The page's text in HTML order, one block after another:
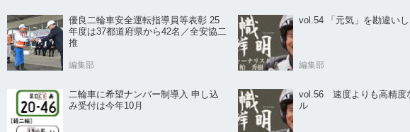
優良二輪車安全運転指導員等表彰 25
年度は37都道府県から42名／全安協二
推
編集部
vol.54 「元気」を勘違い
編集部
二輪車に希望ナンバー制導入 申し込
み受付は今年10月
vol.56 速度よりも高精度
ル